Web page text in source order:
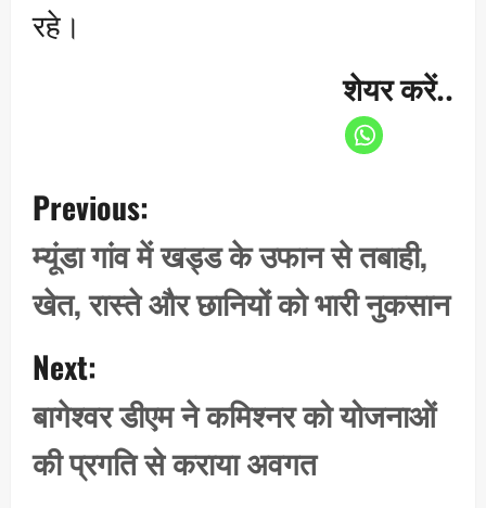
रहे।
शेयर करें..
o
s
t
n
v
i
g
a
Previous:
म्यूंडा गांव में खड्ड के उफान से तबाही,
खेत, रास्ते और छानियों को भारी नुकसान
Next:
बागेश्वर डीएम ने कमिश्नर को योजनाओं
की प्रगति से कराया अवगत